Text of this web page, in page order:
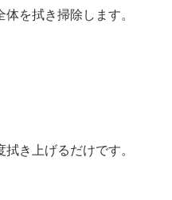
を拭き掃除します。
き上げるだけです。